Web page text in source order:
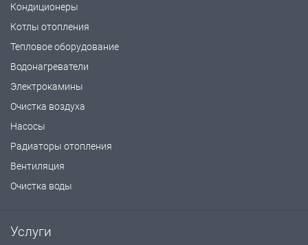
Кондиционеры
Котлы отопления
Тепловое оборудование
Водонагреватели
Электрокамины
Очистка воздуха
Насосы
Радиаторы отопления
Вентиляция
Очистка воды
Услуги